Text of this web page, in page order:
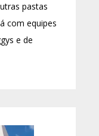
pastas
com equipes
e de